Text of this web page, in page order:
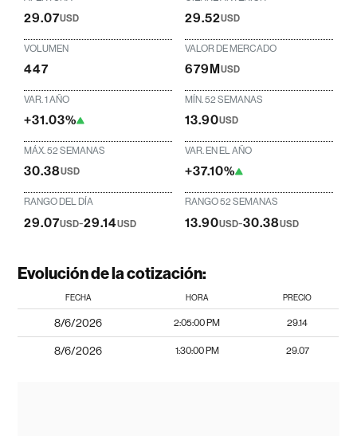
29.07USD 29.52USD
VOLUMEN
447
VALOR DE MERCADO
679MUSD
VAR. 1 AÑO
+31.03%
MÍN. 52 SEMANAS
13.90USD
MÁX. 52 SEMANAS
30.38USD
VAR. EN EL AÑO
+37.10%
RANGO DEL DÍA
29.07USD-29.14USD
RANGO 52 SEMANAS
13.90USD-30.38USD
Evolución de la cotización:
FECHA HORA PRECIO
8/6/2026 2:05:00 PM 29.14
8/6/2026 1:30:00 PM 29.07